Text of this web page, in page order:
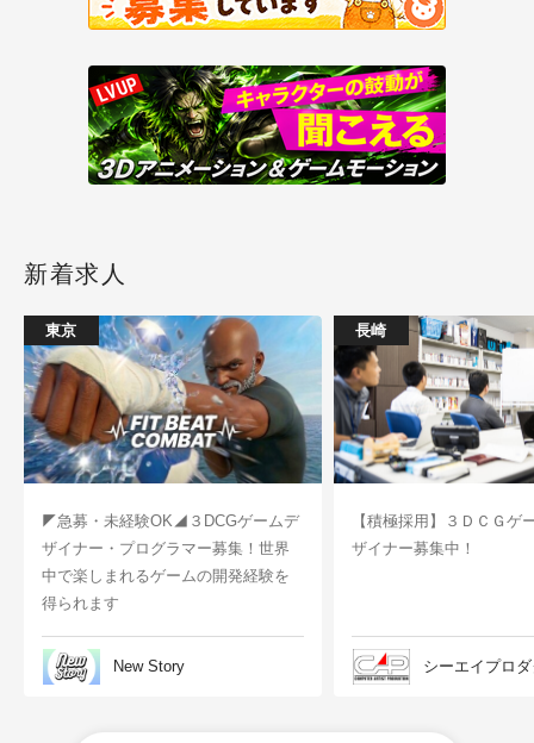
新着求人
東京
◤急募・未経験OK◢３DCGゲームデ
ザイナー・プログラマー募集！世界
中で楽しまれるゲームの開発経験を
得られます
New Story
長崎
【積極採用】３ＤＣＧゲ
ザイナー募集中！
シーエイプロ